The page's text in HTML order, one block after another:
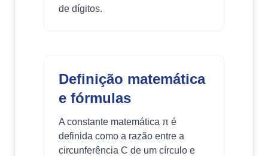
de dígitos.
Definição matemática
e fórmulas
A constante matemática π é
definida como a razão entre a
circunferência C de um círculo e